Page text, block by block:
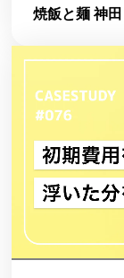
焼飯と麺 神